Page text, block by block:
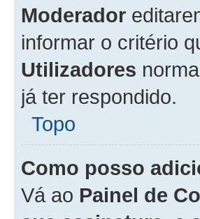
Moderador
informar o critério
Utilizadores
já ter respondido.
Topo
Como posso
Vá ao Painel de